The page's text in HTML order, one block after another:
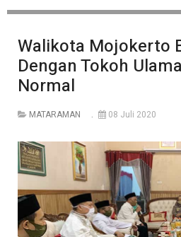
Walikota Mojokerto
Dengan Tokoh
Normal
MATARAMAN 08 Juli 2020